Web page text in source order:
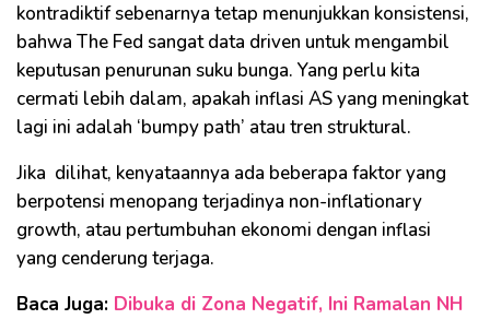
kontradiktif sebenarnya tetap menunjukkan konsistensi,
bahwa The Fed sangat data driven untuk mengambil
keputusan penurunan suku bunga. Yang perlu kita
cermati lebih dalam, apakah inflasi AS yang meningkat
lagi ini adalah ‘bumpy path’ atau tren struktural.
Jika dilihat, kenyataannya ada beberapa faktor yang
berpotensi menopang terjadinya non-inflationary
growth, atau pertumbuhan ekonomi dengan inflasi
yang cenderung terjaga.
Baca Juga: Dibuka di Zona Negatif, Ini Ramalan NH